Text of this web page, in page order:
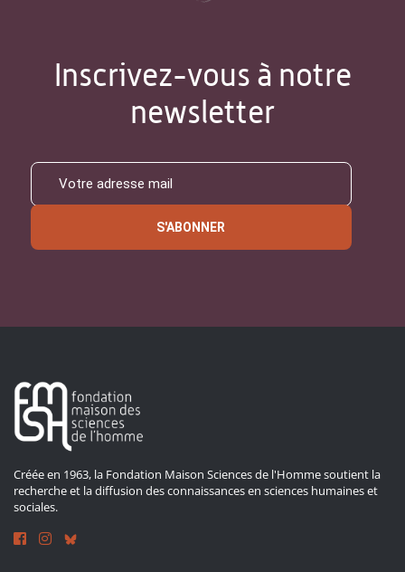
Inscrivez-vous à notre
newsletter
S'ABONNER
Créée en 1963, la Fondation Maison Sciences de l'Homme soutient la
recherche et la diffusion des connaissances en sciences humaines et
sociales.